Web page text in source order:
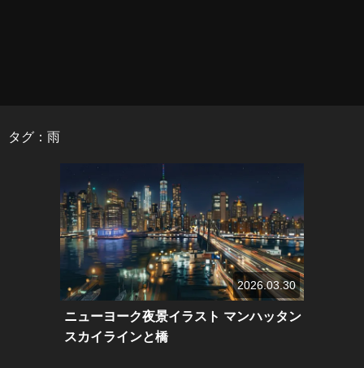
タグ：雨
2026.03.30
ニューヨーク夜景イラスト マンハッタン
スカイラインと橋